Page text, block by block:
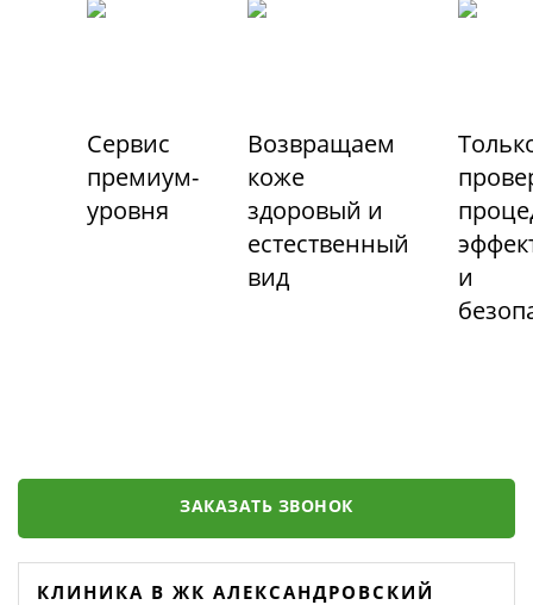
Сервис
премиум-
уровня
Возвращаем
коже
здоровый и
естественный
вид
и
ЗАКАЗАТЬ ЗВОНОК
КЛИНИКА В ЖК АЛЕКСАНДРОВСКИЙ